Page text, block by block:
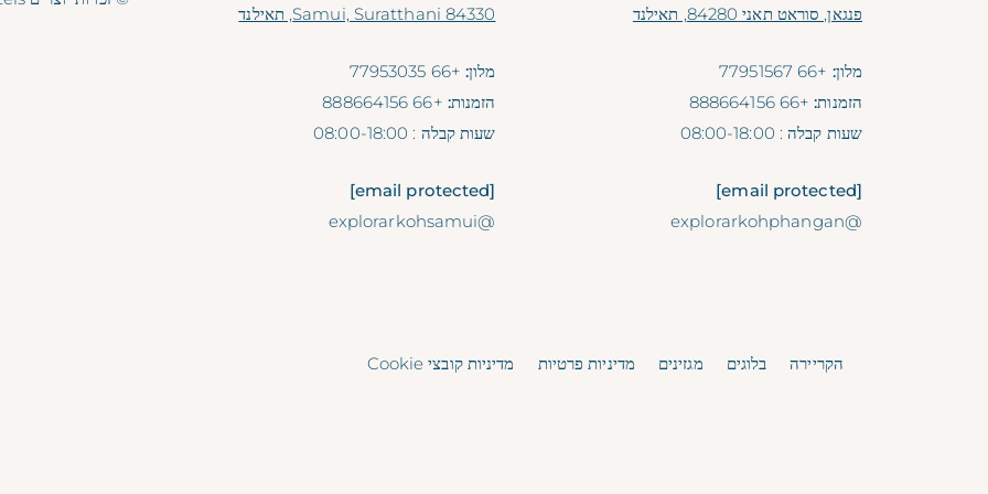
פנגאן, סוראט תאני 84280, תאילנד
מלון: +66 77951567
הזמנות: +66 888664156
שעות קבלה: 08:00-18:00
[email protected]
@explorarkohphangan
Samui, Suratthani 84330, תאילנד
מלון: +66 77953035
הזמנות: +66 888664156
שעות קבלה : 08:00-18:00
[email protected]
@explorarkohsamui
הקריירה בלוגים מגזינים מדיניות פרטיות מדיניות קובצי Cookie